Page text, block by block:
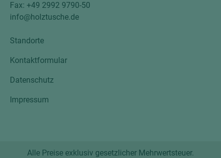
Fax: +49 2992 9790-50
info@holztusche.de
Standorte
Kontaktformular
Datenschutz
Impressum
Alle Preise exklusiv gesetzlicher Mehrwertsteuer.